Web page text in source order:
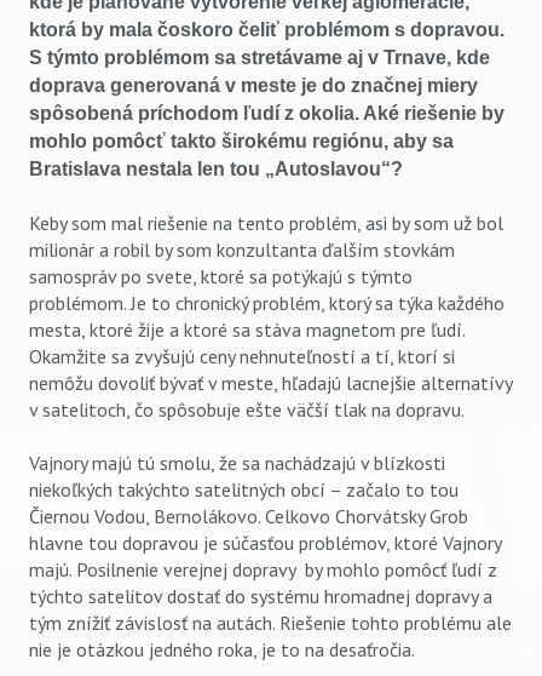
ktorá by mala čoskoro čeliť problémom s dopravou.
S týmto problémom sa stretávame aj v Trnave, kde
doprava generovaná v meste je do značnej miery
spôsobená príchodom ľudí z okolia. Aké riešenie by
mohlo pomôcť takto širokému regiónu, aby sa
Bratislava nestala len tou „Autoslavou“?
Keby som mal riešenie na tento problém, asi by som už bol
milionár a robil by som konzultanta ďalším stovkám
samospráv po svete, ktoré sa potýkajú s týmto
problémom. Je to chronický problém, ktorý sa týka každého
mesta, ktoré žije a ktoré sa stáva magnetom pre ľudí.
Okamžite sa zvyšujú ceny nehnuteľností a tí, ktorí si
nemôžu dovoliť bývať v meste, hľadajú lacnejšie alternatívy
v satelitoch, čo spôsobuje ešte väčší tlak na dopravu.
Vajnory majú tú smolu, že sa nachádzajú v blízkosti
niekoľkých takýchto satelitných obcí – začalo to tou
Čiernou Vodou, Bernolákovo. Celkovo Chorvátsky Grob
hlavne tou dopravou je súčasťou problémov, ktoré Vajnory
majú. Posilnenie verejnej dopravy by mohlo pomôcť ľudí z
týchto satelitov dostať do systému hromadnej dopravy a
tým znížiť závislosť na autách. Riešenie tohto problému ale
nie je otázkou jedného roka, je to na desaťročia.